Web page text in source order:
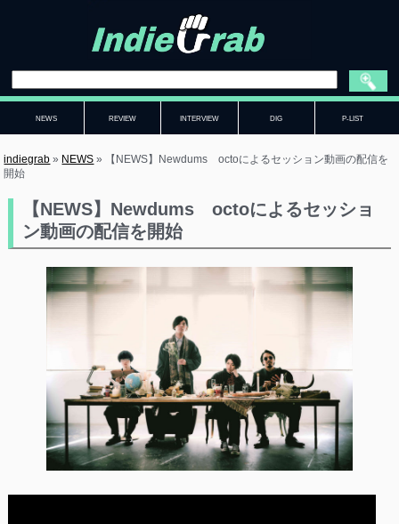
NEWS REVIEW INTERVIEW DIG P-LIST
indiegrab » NEWS »
【NEWS】Newdums octoによるセッション動画の配信を
開始
【NEWS】Newdums octoによるセッショ
ン動画の配信を開始